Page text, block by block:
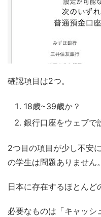
確認項目は2つ。
18歳~39歳か？
銀行口座をウェブで
2つ目の項目が少し不安
の学生は問題ありません。
日本に存在するほとんど
必要なものは「キャッ